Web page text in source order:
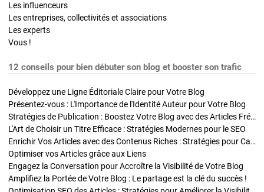
Les influenceurs
Les entreprises, collectivités et associations
Les experts
Vous !
12 conseils pour bien débuter son blog et booster son trafic
Développez une Ligne Éditoriale Claire pour Votre Blog
Présentez-vous : L'Importance de l'Identité Auteur pour Votre Blog
Stratégies de Publication : Boostez Votre Blog avec des Articles Fréquents et Exclusifs
L'Art de Choisir un Titre Efficace : Stratégies Modernes pour le SEO
Enrichir Vos Articles avec des Contenus Riches : Stratégies pour Captiver et Optimiser
Optimiser vos Articles grâce aux Liens
Engagez la Conversation pour Accroître la Visibilité de Votre Blog
Amplifiez la Portée de Votre Blog : Le partage est la clé du succès !